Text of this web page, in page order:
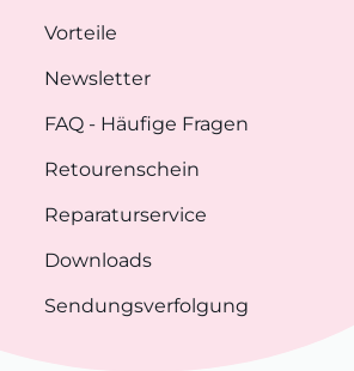
Vorteile
Newsletter
FAQ - Häufige Fragen
Retourenschein
Reparaturservice
Downloads
Sendungsverfolgung